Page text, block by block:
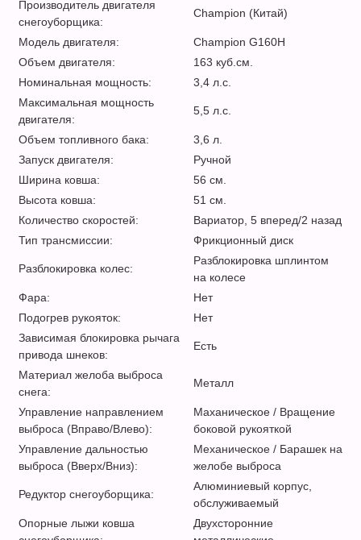
Производитель двигателя
снегоуборщика:
Champion (Китай)
Модель двигателя:
Champion G160H
Объем двигателя:
163 куб.см.
Номинальная мощность:
3,4 л.с.
Максимальная мощность
двигателя:
5,5 л.с.
Объем топливного бака:
3,6 л.
Запуск двигателя:
Ручной
Ширина ковша:
56 см.
Высота ковша:
51 см.
Количество скоростей:
Вариатор, 5 вперед/2 назад
Тип трансмиссии:
Фрикционный диск
Разблокировка колес:
Разблокировка шплинтом
на колесе
Фара:
Нет
Подогрев рукояток:
Нет
Зависимая блокировка рычага
привода шнеков:
Есть
Материал желоба выброса
снега:
Металл
Управление направлением
выброса (Вправо/Влево):
Маханическое / Вращение
боковой рукояткой
Управление дальностью
выброса (Вверх/Вниз):
Механическое / Барашек на
желобе выброса
Редуктор снегоуборщика:
Алюминиевый корпус,
обслуживаемый
Опорные лыжи ковша
Двухсторонние